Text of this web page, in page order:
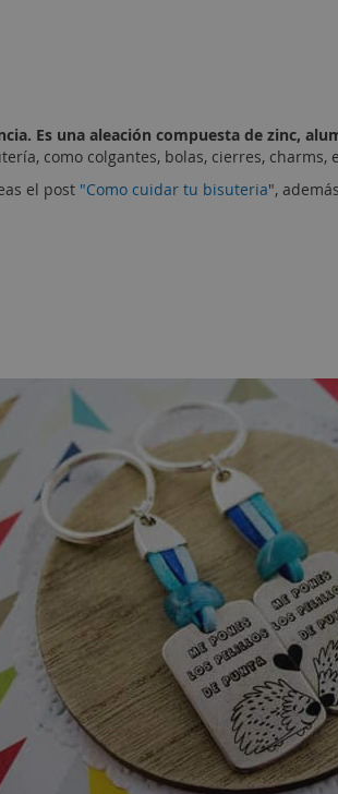
Es una aleación compuesta de zinc,
como colgantes, bolas, cierres, charms,
el post "Como cuidar tu bisuteria",